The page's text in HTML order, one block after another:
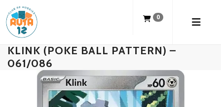
0
KLINK (POKE BALL PATTERN) –
061/086